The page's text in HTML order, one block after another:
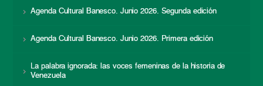
Agenda Cultural Banesco. Junio 2026. Segunda edición
Agenda Cultural Banesco. Junio 2026. Primera edición
La palabra ignorada: las voces femeninas de la historia de
Venezuela